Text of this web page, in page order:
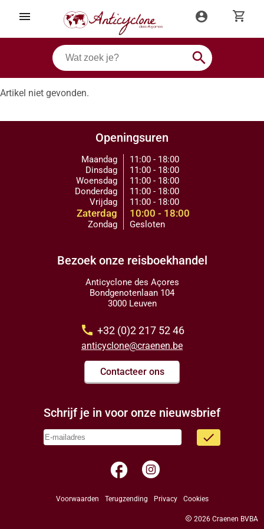
menu account_circle shopping_cart
search
Artikel niet gevonden.
Openingsuren
Maandag
Dinsdag
Woensdag
Donderdag
Vrijdag
Zaterdag
Zondag
11:00 - 18:00
11:00 - 18:00
11:00 - 18:00
11:00 - 18:00
11:00 - 18:00
10:00 - 18:00
Gesloten
Bezoek onze reisboekhandel
Anticyclone des Açores
Bondgenotenlaan 104
3000 Leuven
call +32 (0)2 217 52 46
anticyclone@craenen.be
Contacteer ons
Schrijf je in voor onze nieuwsbrief
done
facebook
Voorwaarden Terugzending Privacy Cookies
copyright 2026 Craenen BVBA